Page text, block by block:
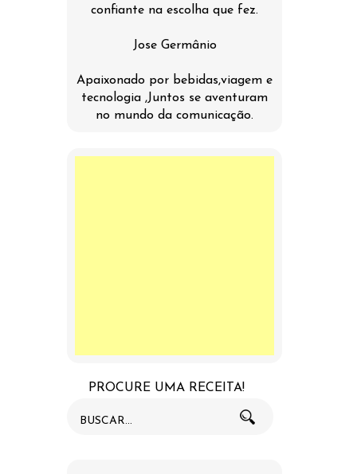
confiante na escolha que fez.
Jose Germânio
Apaixonado por bebidas,viagem e
tecnologia ,Juntos se aventuram
no mundo da comunicação.
PROCURE UMA RECEITA!